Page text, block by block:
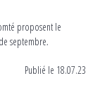
proposent le
septembre.
Publié le 18.07.23